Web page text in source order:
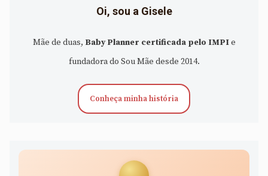
Oi, sou a Gisele
Mãe de duas, Baby Planner certificada pelo IMPIe
fundadora do Sou Mãe desde 2014.
Conheça minha história